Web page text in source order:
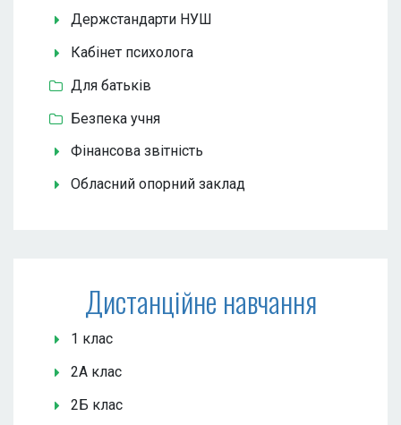
Держстандарти НУШ
Кабінет психолога
Для батьків
Безпека учня
Фінансова звітність
Обласний опорний заклад
Дистанційне навчання
1 клас
2А клас
2Б клас